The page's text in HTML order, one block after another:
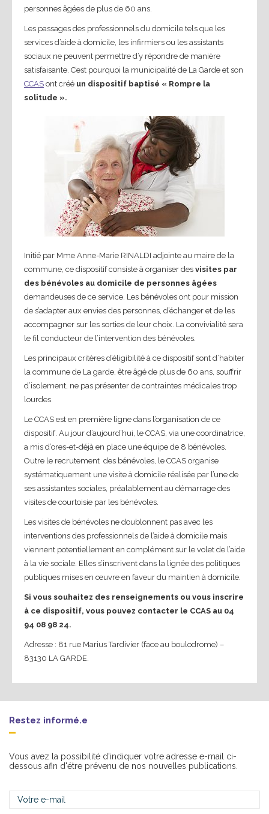
personnes âgées de plus de 60 ans.
Les passages des professionnels du domicile tels que les
services d’aide à domicile, les infirmiers ou les assistants
sociaux ne peuvent permettre d’y répondre de manière
satisfaisante. C’est pourquoi la municipalité de La Garde et son
CCAS ont créé un dispositif baptisé « Rompre la
solitude ».
Initié par Mme Anne-Marie RINALDI adjointe au maire de la
commune, ce dispositif consiste à organiser des visites par
des bénévoles au domicile de personnes âgées
demandeuses de ce service. Les bénévoles ont pour mission
de s’adapter aux envies des personnes, d’échanger et de les
accompagner sur les sorties de leur choix. La convivialité sera
le fil conducteur de l’intervention des bénévoles.
Les principaux critères d’éligibilité à ce dispositif sont d’habiter
la commune de La garde, être âgé de plus de 60 ans, souffrir
d’isolement, ne pas présenter de contraintes médicales trop
lourdes.
Le CCAS est en première ligne dans l’organisation de ce
dispositif. Au jour d’aujourd’hui, le CCAS, via une coordinatrice,
a mis d’ores-et-déjà en place une équipe de 8 bénévoles.
Outre le recrutement des bénévoles, le CCAS organise
systématiquement une visite à domicile réalisée par l’une de
ses assistantes sociales, préalablement au démarrage des
visites de courtoisie par les bénévoles.
Les visites de bénévoles ne doublonnent pas avec les
interventions des professionnels de l’aide à domicile mais
viennent potentiellement en complément sur le volet de l’aide
à la vie sociale. Elles s’inscrivent dans la lignée des politiques
publiques mises en œuvre en faveur du maintien à domicile.
Si vous souhaitez des renseignements ou vous inscrire
à ce dispositif, vous pouvez contacter le CCAS au 04
94 08 98 24.
Adresse : 81 rue Marius Tardivier (face au boulodrome) –
83130 LA GARDE.
Restez informé.e
Vous avez la possibilité d'indiquer votre adresse e-mail ci-
dessous afin d'étre prévenu de nos nouvelles publications.